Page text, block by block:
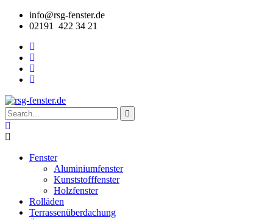
info@rsg-fenster.de
02191 422 34 21
Fenster
Aluminiumfenster
Kunststofffenster
Holzfenster
Rolläden
Terrassenüberdachung